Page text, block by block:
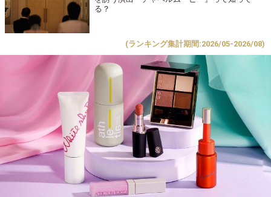
る？
(ランキング集計期間:2026/05-2026/08)